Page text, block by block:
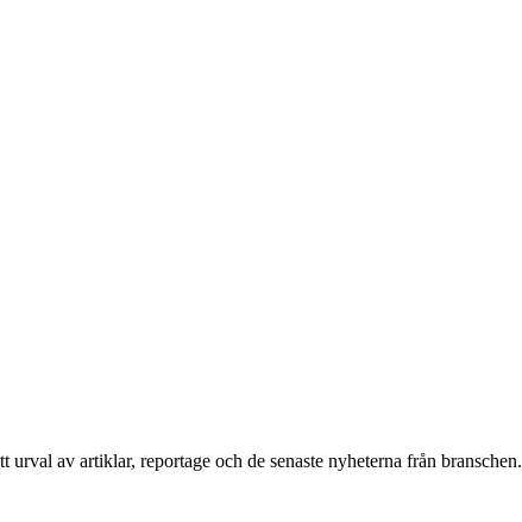
av artiklar, reportage och de senaste nyheterna från branschen.